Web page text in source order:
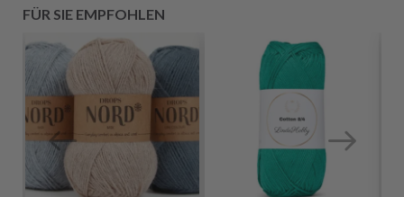
FÜR SIE EMPFOHLEN